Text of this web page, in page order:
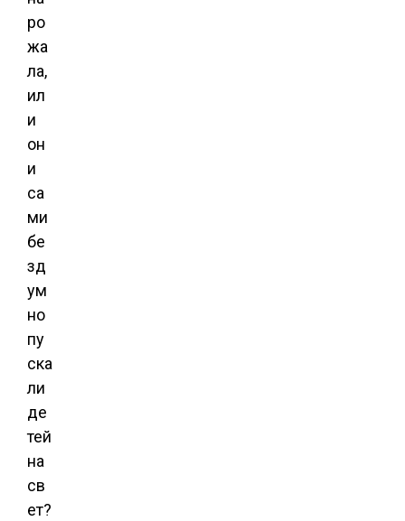
ро
жа
ла,
ил
и
он
и
са
ми
бе
зд
ум
но
пу
ска
ли
де
тей
на
св
ет?